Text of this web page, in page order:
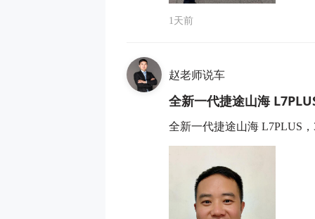
1天前
赵老师说车
全新一代捷途山海
全新一代捷途山海 L7PLUS